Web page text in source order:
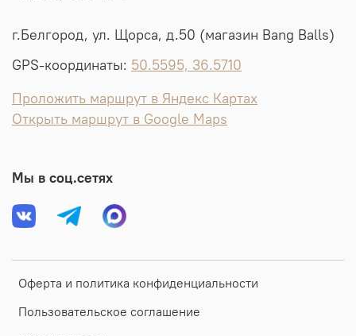
Оферта и политика конфиденциальности
Пользовательское соглашение
г.Белгород, ул. Щорса, д.50 (магазин Bang Balls)
GPS-координаты: 50.5595, 36.5710
Проложить маршрут в Яндекс Картах
Открыть маршрут в Google Maps
Мы в соц.сетях